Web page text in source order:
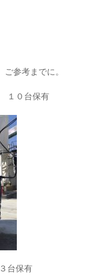
参考までに。
０台保有
台保有